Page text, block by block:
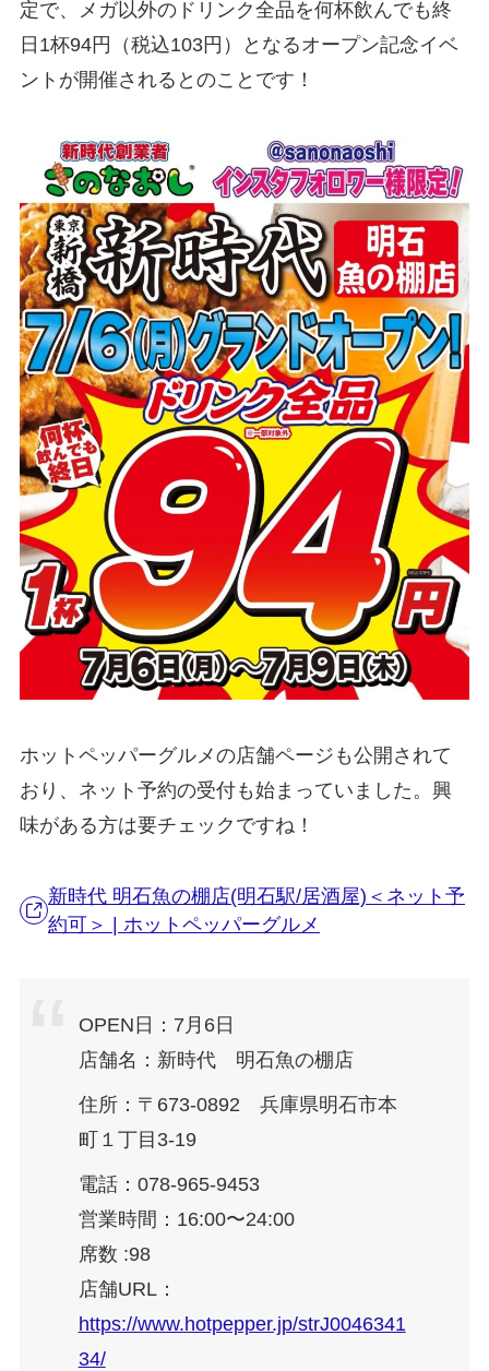
定で、メガ以外のドリンク全品を何杯飲んでも終
日1杯94円（税込103円）となるオープン記念イベ
ントが開催されるとのことです！
ホットペッパーグルメの店舗ページも公開されて
おり、ネット予約の受付も始まっていました。興
味がある方は要チェックですね！
新時代 明石魚の棚店(明石駅/居酒屋)＜ネット予
約可＞ | ホットペッパーグルメ
OPEN日：7月6日
店舗名：新時代 明石魚の棚店
住所：〒673-0892 兵庫県明石市本
町１丁目3-19
電話：078-965-9453
営業時間：16:00〜24:00
席数 :98
店舗URL：
https://www.hotpepper.jp/strJ0046341
34/